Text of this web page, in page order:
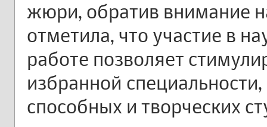
жюри, обратив внимание
отметила, что участие в
работе позволяет
избранной
способных и творческих